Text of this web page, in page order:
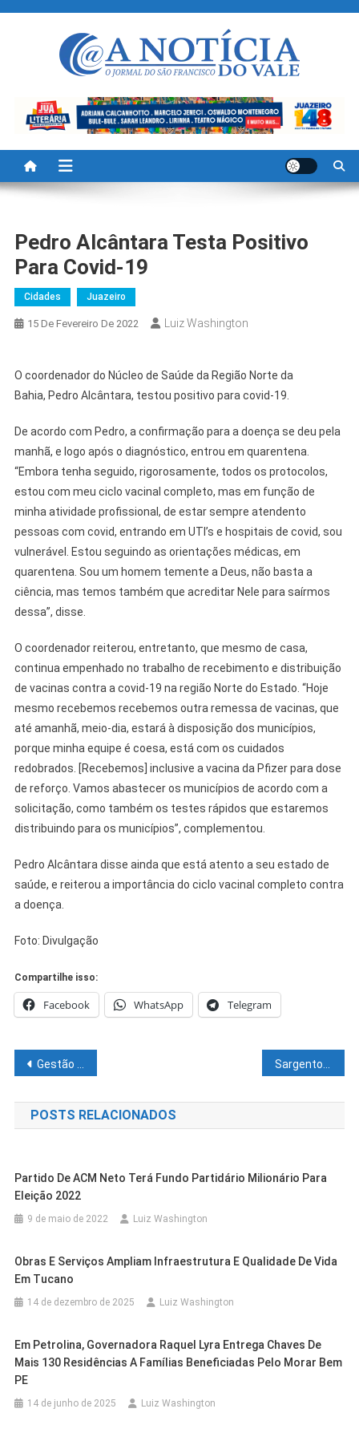
A Noticia Do Vale
Pedro Alcântara Testa Positivo
Para Covid-19
Cidades Juazeiro
15 De Fevereiro De 2022 Luiz Washington
O coordenador do Núcleo de Saúde da Região Norte da
Bahia, Pedro Alcântara, testou positivo para covid-19.
De acordo com Pedro, a confirmação para a doença se deu pela
manhã, e logo após o diagnóstico, entrou em quarentena.
“Embora tenha seguido, rigorosamente, todos os protocolos,
estou com meu ciclo vacinal completo, mas em função de
minha atividade profissional, de estar sempre atendento
pessoas com covid, entrando em UTI’s e hospitais de covid, sou
vulnerável. Estou seguindo as orientações médicas, em
quarentena. Sou um homem temente a Deus, não basta a
ciência, mas temos também que acreditar Nele para saírmos
dessa”, disse.
O coordenador reiterou, entretanto, que mesmo de casa,
continua empenhado no trabalho de recebimento e distribuição
de vacinas contra a covid-19 na região Norte do Estado. “Hoje
mesmo recebemos recebemos outra remessa de vacinas, que
até amanhã, meio-dia, estará à disposição dos municípios,
porque minha equipe é coesa, está com os cuidados
redobrados. [Recebemos] inclusive a vacina da Pfizer para dose
de reforço. Vamos abastecer os municípios de acordo com a
solicitação, como também os testes rápidos que estaremos
distribuindo para os municípios”, complementou.
Pedro Alcântara disse ainda que está atento a seu estado de
saúde, e reiterou a importância do ciclo vacinal completo contra
a doença.
Foto: Divulgação
Compartilhe isso:
Facebook WhatsApp Telegram
Navegação
de
Post
Gestão municipal leva mensagem de compromisso, respeito e transparência para vereadores durante abertura do ano legislativo de 2022 em Juazeiro Sargento é condenado a 14 anos e 6 meses de prisão por transportar cocaína em avião da FAB
POSTS RELACIONADOS
Partido De ACM Neto Terá Fundo Partidário Milionário Para
Eleição 2022
9 de maio de 2022 Luiz Washington
Obras E Serviços Ampliam Infraestrutura E Qualidade De Vida
Em Tucano
14 de dezembro de 2025 Luiz Washington
Em Petrolina, Governadora Raquel Lyra Entrega Chaves De
Mais 130 Residências A Famílias Beneficiadas Pelo Morar Bem
PE
14 de junho de 2025 Luiz Washington
Aciaj Apoia Programa De Revitalização
Outras Cidades Salvador
Atacante É Apresentado Em Rival Da
Cidades Juazeiro
Segunda Etapa Do Projeto De
Cidades Juazeiro